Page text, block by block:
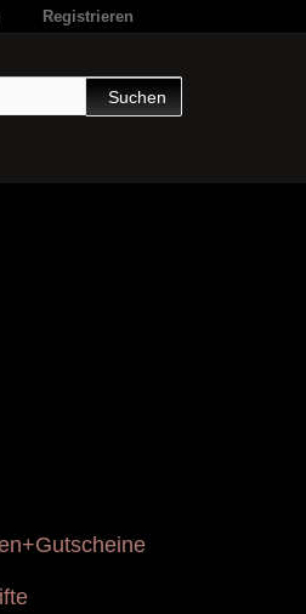
Registrieren
Suchen